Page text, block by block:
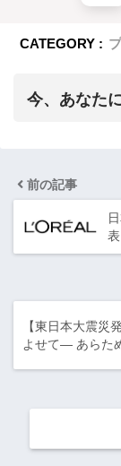
CATEGORY :
今、あなた
前の記事
【東日本大震災
よせて― あらた